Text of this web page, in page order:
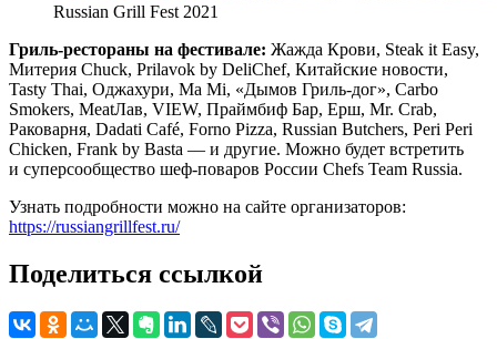
Russian Grill Fest 2021
Гриль-рестораны на фестивале: Жажда Крови, Steak it Easy,
Митерия Chuck, Prilavok by DeliChef, Китайские новости,
Tasty Thai, Оджахури, Ma Mi, «Дымов Гриль-дог», Carbo
Smokers, MeatЛав, VIEW, Праймбиф Бар, Ерш, Mr. Crab,
Раковарня, Dadati Café, Forno Pizza, Russian Butchers, Peri Peri
Chicken, Frank by Basta — и другие. Можно будет встретить
и суперсообщество шеф-поваров России Chefs Team Russia.
Узнать подробности можно на сайте организаторов:
https://russiangrillfest.ru/
Поделиться ссылкой